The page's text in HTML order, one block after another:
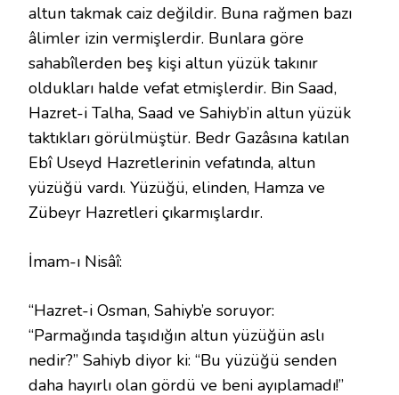
altun takmak caiz değildir. Buna rağmen bazı
âlimler izin vermişlerdir. Bunlara göre
sahabîlerden beş kişi altun yüzük takınır
oldukları halde vefat etmişlerdir. Bin Saad,
Hazret-i Talha, Saad ve Sahiyb’in altun yüzük
taktıkları görülmüştür. Bedr Gazâsına katılan
Ebî Useyd Hazretlerinin vefatında, altun
yüzüğü vardı. Yüzüğü, elinden, Hamza ve
Zübeyr Hazretleri çıkarmışlardır.
İmam-ı Nisâî:
“Hazret-i Osman, Sahiyb’e soruyor:
“Parmağında taşıdığın altun yüzüğün aslı
nedir?” Sahiyb diyor ki: “Bu yüzüğü senden
daha hayırlı olan gördü ve beni ayıplamadı!”